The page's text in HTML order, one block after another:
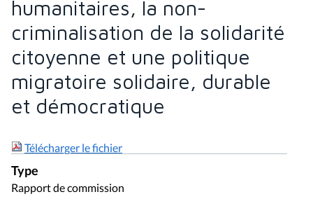
humanitaires, la non-
criminalisation de la solidarité
citoyenne et une politique
migratoire solidaire, durable
et démocratique
Télécharger le fichier
Type
Rapport de commission